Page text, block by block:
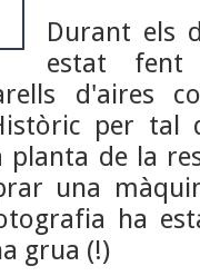
Durant els
estat
d'aires
per tal
planta de la
una
ha
grua (!)